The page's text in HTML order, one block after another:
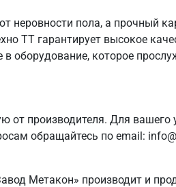
неровности пола, а прочный
ТТ гарантирует высокое
оборудование, которое
производителя. Для вашего
обращайтесь по email:
Метакон» производит и